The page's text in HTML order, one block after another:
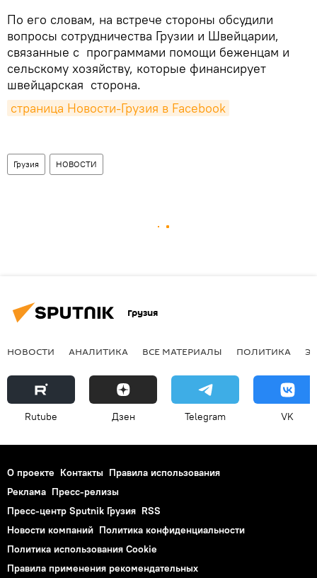
По его словам, на встрече стороны обсудили
вопросы сотрудничества Грузии и Швейцарии,
связанные с программами помощи беженцам и
сельскому хозяйству, которые финансирует
швейцарская сторона.
страница Новости-Грузия в Facebook
Грузия НОВОСТИ
Грузия
НОВОСТИ АНАЛИТИКА ВСЕ МАТЕРИАЛЫ ПОЛИТИКА
Rutube Дзен Telegram VK
О проекте Контакты Правила использования
Реклама Пресс-релизы
Пресс-центр Sputnik Грузия RSS
Новости компаний Политика конфиденциальности
Политика использования Cookie
Правила применения рекомендательных